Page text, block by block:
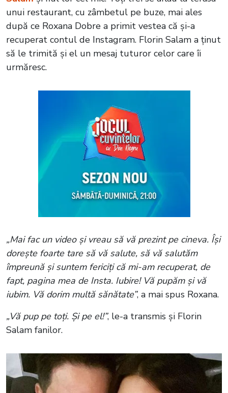
unui restaurant, cu zâmbetul pe buze, mai ales
după ce Roxana Dobre a primit vestea că și-a
recuperat contul de Instagram. Florin Salam a ținut
să le trimită și el un mesaj tuturor celor care îi
urmăresc.
„Mai fac un video și vreau să vă prezint pe cineva. Își
dorește foarte tare să vă salute, să vă salutăm
împreună și suntem fericiți că mi-am recuperat, de
fapt, pagina mea de Insta. Iubire! Vă pupăm și vă
iubim. Vă dorim multă sănătate”, a mai spus Roxana.
„Vă pup pe toți. Și pe el!”, le-a transmis și Florin
Salam fanilor.